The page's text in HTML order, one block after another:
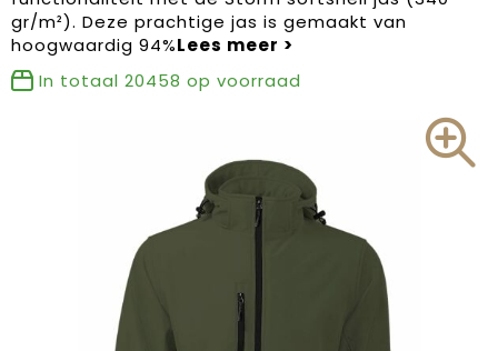
Tassen
Kerstartikelen
Kerstpakketten
Verjaardagen
Voetbal, EK en WK
gr/m²). Deze prachtige jas is gemaakt van
hoogwaardig 94%
In totaal 20458 op voorraad